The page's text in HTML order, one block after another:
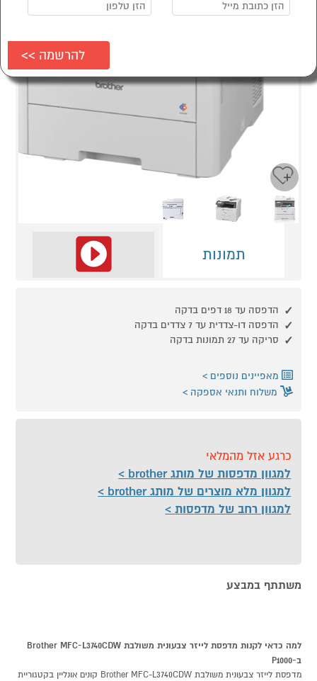
תמונות
הדפסה עד 18 דפים בדקה
הדפסה דו-צדדית עד 7 צדדים בדקה
סריקה עד 27 תמונות בדקה
מאפיינים נוספים
משלוח ותנאי אספקה
כרגע אזל מהמלאי
למגוון מדפסות של מותג brother
למגוון מלא מוצרים של מותג brother
למגוון רחב של מדפסות
משתתף במבצע
למה כדאי לקנות מדפסת לייזר צבעונית משולבת Brother MFC-L3740CDW
ב-P1000
מדפסת לייזר צבעונית משולבת Brother MFC-L3740CDW קונים אונליין בקטגוריית